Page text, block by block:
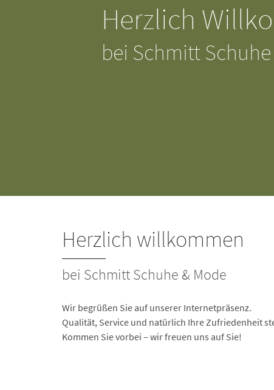
Herzlich
bei Schmitt Schuhe
Herzlich willkommen
bei Schmitt Schuhe & Mode
Wir begrüßen Sie auf unserer Internetpräsenz.
Qualität, Service und natürlich Ihre Zufriedenheit
Kommen Sie vorbei – wir freuen uns auf Sie!